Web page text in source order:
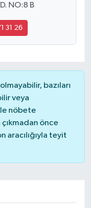
NO:8 B
31 26
bazıları
veya
nöbete
önce
aracılığıyla teyit